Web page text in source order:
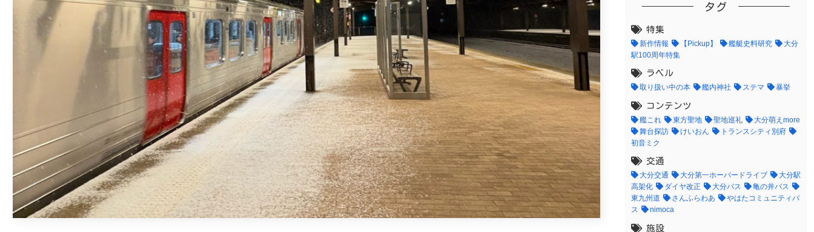
タグ
特集
新作情報 【Pickup】 艦艇史料研究
大分
駅100周年特集
ラベル
取り扱い中の本 艦内神社 ステマ 暴挙
コンテンツ
艦これ 東方聖地 聖地巡礼
大分萌えmore
舞台探訪
けいおん
トランスシティ別府
初音ミク
交通
大分交通 大分第一ホーバードライブ
大分駅
高架化
ダイヤ改正 大分バス
亀の井バス
東九州道
さんふらわあ
やはたコミュニティバ
ス
nimoca
施設